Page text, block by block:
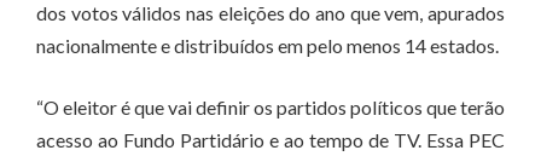
dos votos válidos nas eleições do ano que vem, apurados
nacionalmente e distribuídos em pelo menos 14 estados.
“O eleitor é que vai definir os partidos políticos que terão
acesso ao Fundo Partidário e ao tempo de TV. Essa PEC